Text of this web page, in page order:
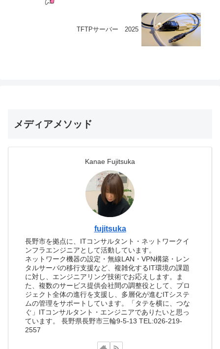
TFTPサーバー 2025
メディアメソッド
Kanae Fujitsuka
fujitsuka
長野市を拠点に、ITコンサルタント・ネットワークイ
ンフラエンジニアとして活動しています。
ネットワーク機器の設定・無線LAN・VPN構築・レン
タルサーバの移行支援など、複雑化するIT環境の課題
に対し、エンジニアリング技術でお応えします。ま
た、複数のサービス提供会社間の調整役として、プロ
ジェクト全体の進行を支援し、多層化が進むITシステ
ムの管理をサポートしています。「タテを横に、つな
ぐ」ITコンサルタント・エンジニアでありたいと思っ
ています。 長野県長野市三輪9-5-13 TEL:026-219-
2557